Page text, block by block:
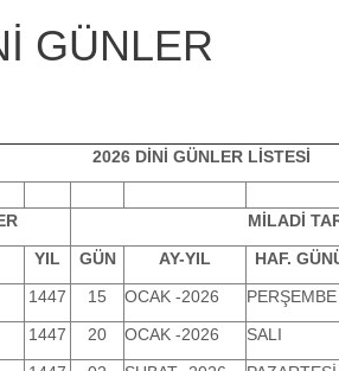
GÜNLER
2026 DİNİ GÜNLER LİSTESİ
MİLADİ
YIL GÜN AY-YIL
HAF.
1447 15 OCAK -2026
PERŞEMBE
1447 20 OCAK -2026
SALI